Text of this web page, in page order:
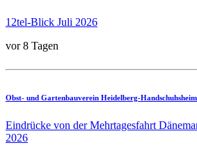
12tel-Blick Juli 2026
vor 8 Tagen
Obst- und Gartenbauverein Heidelberg-
Eindrücke von der Mehrtagesfahrt
2026